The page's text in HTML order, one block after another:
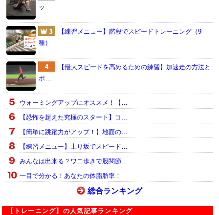
ッ…
【練習メニュー】階段でスピードトレーニング（9
種）
【最大スピードを高めるための練習】加速走の方法と
ポ…
ウォーミングアップにオススメ！【…
【恐怖を超えた究極のスタート】コ…
【簡単に跳躍力がアップ！】地面の…
【練習メニュー】上り坂でスピード…
みんなは出来る？ワニ歩きで股関節…
一目で分かる！あなたの体脂肪率！
総合ランキング
【トレーニング】の人気記事ランキング